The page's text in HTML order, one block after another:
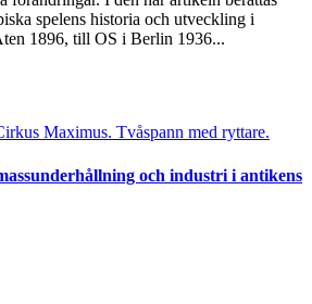
spelens historia och utveckling i
1896, till OS i Berlin 1936...
och industri i antikens